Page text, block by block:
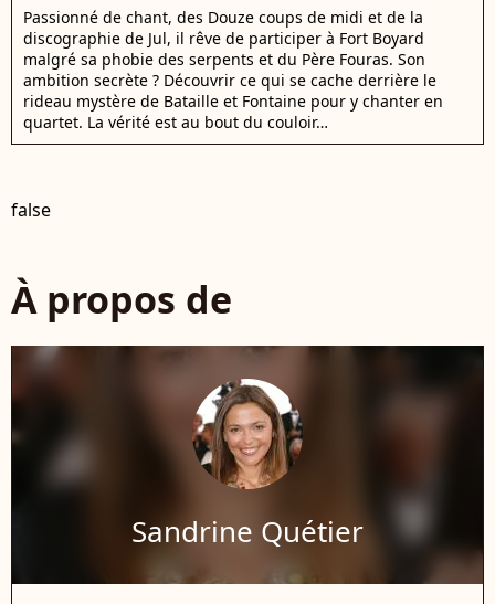
Passionné de chant, des Douze coups de midi et de la
discographie de Jul, il rêve de participer à Fort Boyard
malgré sa phobie des serpents et du Père Fouras. Son
ambition secrète ? Découvrir ce qui se cache derrière le
rideau mystère de Bataille et Fontaine pour y chanter en
quartet. La vérité est au bout du couloir…
false
À propos de
Sandrine Quétier